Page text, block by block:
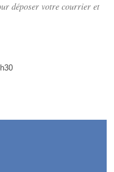
déposer votre courrier et